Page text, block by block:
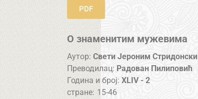
PDF
О знаменитим мужевима
Аутор: Свети Јероним Стридонски
Преводилац: Радован Пилиповић
Година и број:XLIV - 2
стране: 15-46